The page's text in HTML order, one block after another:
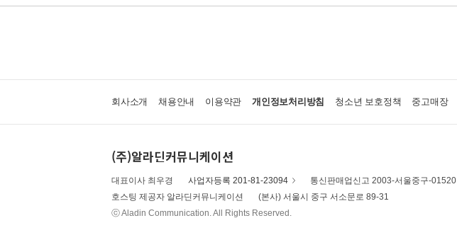
회사소개 채용안내 이용약관 개인정보처리방침 청소년 보호정책 중고매장
(주)알라딘커뮤니케이션
대표이사 최우경 사업자등록 201-81-23094 통신판매업신고 2003-서울중구-01520
호스팅 제공자 알라딘커뮤니케이션
(본사) 서울시 중구 서소문로 89-31
ⓒ Aladin Communication. All Rights Reserved.